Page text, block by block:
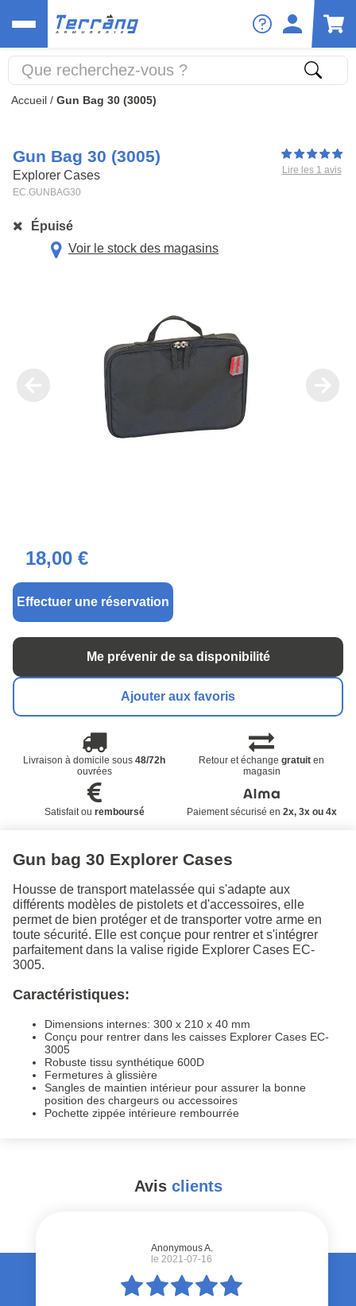
Accueil / Gun Bag 30 (3005)
Gun Bag 30 (3005)
Explorer Cases
EC.GUNBAG30
Lire les 1 avis
Épuisé
Voir le stock des magasins
18,00 €
Effectuer une réservation
Me prévenir de sa disponibilité
Ajouter aux favoris
Livraison à domicile sous48/72h
ouvrées
Retour et échangegratuit en
magasin
Satisfait ou remboursé Paiement sécurisé en 2x, 3x ou 4x
Gun bag 30 Explorer Cases
Housse de transport matelassée qui s'adapte aux
différents modèles de pistolets et d'accessoires, elle
permet de bien protéger et de transporter votre arme en
toute sécurité. Elle est conçue pour rentrer et s'intégrer
parfaitement dans la valise rigide Explorer Cases EC-
3005.
Caractéristiques:
Dimensions internes: 300 x 210 x 40 mm
Conçu pour rentrer dans les caisses Explorer Cases EC-
3005
Robuste tissu synthétique 600D
Fermetures à glissière
Sangles de maintien intérieur pour assurer la bonne
position des chargeurs ou accessoires
Pochette zippée intérieure rembourrée
Avis clients
Anonymous A.
le 2021-07-16